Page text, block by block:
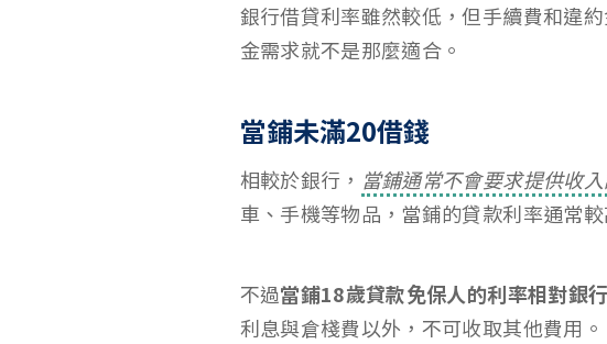
銀行借貸利率雖然較低，但手續費和違
金需求就不是那麼適合。
當鋪未滿20借錢
相較於銀行， 當鋪通常不會要求提供收
車、手機等物品，當鋪的貸款利率通常
不過當鋪18歲貸款免保人的利率相對銀
利息與倉棧費以外，不可收取其他費用。